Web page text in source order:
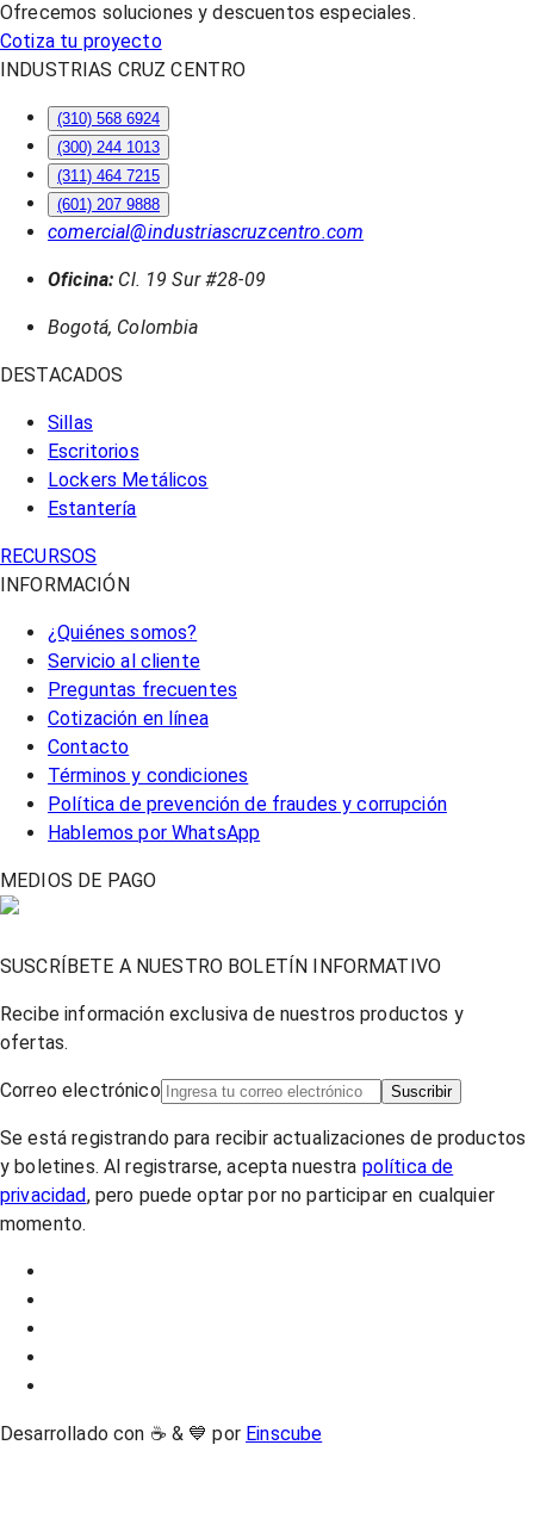
Ofrecemos soluciones y descuentos especiales.
Cotiza tu proyecto
INDUSTRIAS CRUZ CENTRO
(310) 568 6924
(300) 244 1013
(311) 464 7215
(601) 207 9888
comercial@industriascruzcentro.com
Oficina: Cl. 19 Sur #28-09
Bogotá, Colombia
DESTACADOS
Sillas
Escritorios
Lockers Metálicos
Estantería
RECURSOS
INFORMACIÓN
¿Quiénes somos?
Servicio al cliente
Preguntas frecuentes
Cotización en línea
Contacto
Términos y condiciones
Política de prevención de fraudes y corrupción
Hablemos por WhatsApp
MEDIOS DE PAGO
SUSCRÍBETE A NUESTRO BOLETÍN INFORMATIVO
Recibe información exclusiva de nuestros productos y
ofertas.
Correo electrónico Suscribir
Se está registrando para recibir actualizaciones de productos
y boletines. Al registrarse, acepta nuestra política de
privacidad, pero puede optar por no participar en cualquier
momento.
Desarrollado con ☕ & 💙 por Einscube